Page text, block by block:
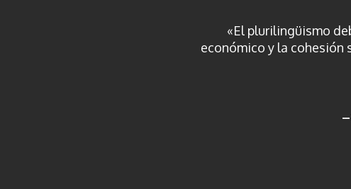
«El plurilingüismo
económico y la